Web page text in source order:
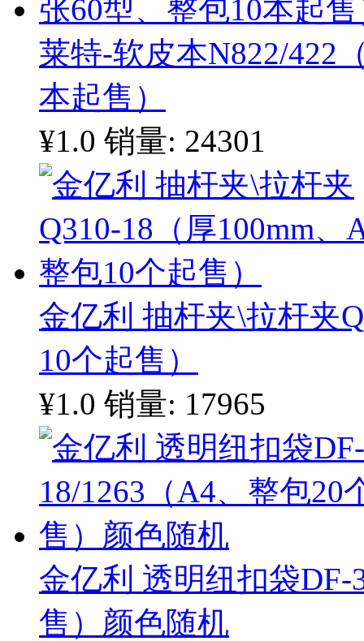
莱特-软皮本N822/422
本起售）
¥1.0 销量: 24301
金亿利 抽杆夹\拉杆夹
10个起售）
¥1.0 销量: 17965
金亿利 透明纽扣袋DF-
售）颜色随机